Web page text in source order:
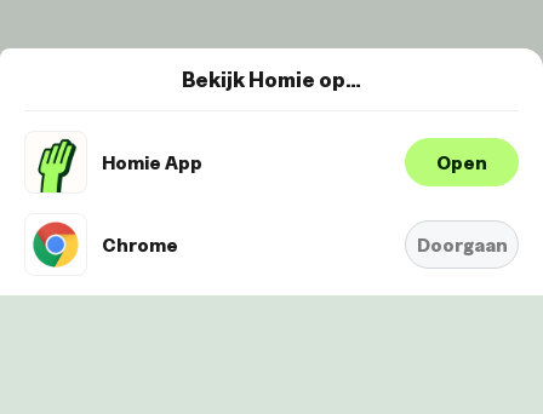
Bekijk Homie op…
Homie App Open
Chrome Doorgaan
Wij maken gebruik van cookies om je
personaliseren. Bekijk
Cookie-Policy.
Oké